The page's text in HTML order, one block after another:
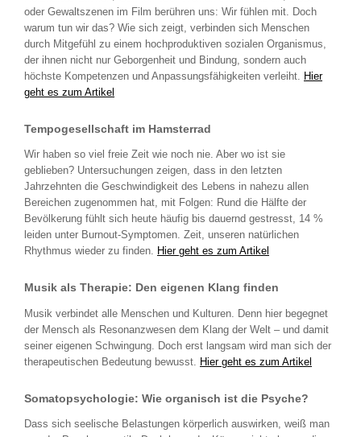
oder Gewaltszenen im Film berühren uns: Wir fühlen mit. Doch
warum tun wir das? Wie sich zeigt, verbinden sich Menschen
durch Mitgefühl zu einem hochproduktiven sozialen Organismus,
der ihnen nicht nur Geborgenheit und Bindung, sondern auch
höchste Kompetenzen und Anpassungsfähigkeiten verleiht. Hier
geht es zum Artikel
Tempogesellschaft im Hamsterrad
Wir haben so viel freie Zeit wie noch nie. Aber wo ist sie
geblieben? Untersuchungen zeigen, dass in den letzten
Jahrzehnten die Geschwindigkeit des Lebens in nahezu allen
Bereichen zugenommen hat, mit Folgen: Rund die Hälfte der
Bevölkerung fühlt sich heute häufig bis dauernd gestresst, 14 %
leiden unter Burnout-Symptomen. Zeit, unseren natürlichen
Rhythmus wieder zu finden. Hier geht es zum Artikel
Musik als Therapie: Den eigenen Klang finden
Musik verbindet alle Menschen und Kulturen. Denn hier begegnet
der Mensch als Resonanzwesen dem Klang der Welt – und damit
seiner eigenen Schwingung. Doch erst langsam wird man sich der
therapeutischen Bedeutung bewusst.
Hier geht es zum Artikel
Somatopsychologie: Wie organisch ist die Psyche?
Dass sich seelische Belastungen körperlich auswirken, weiß man